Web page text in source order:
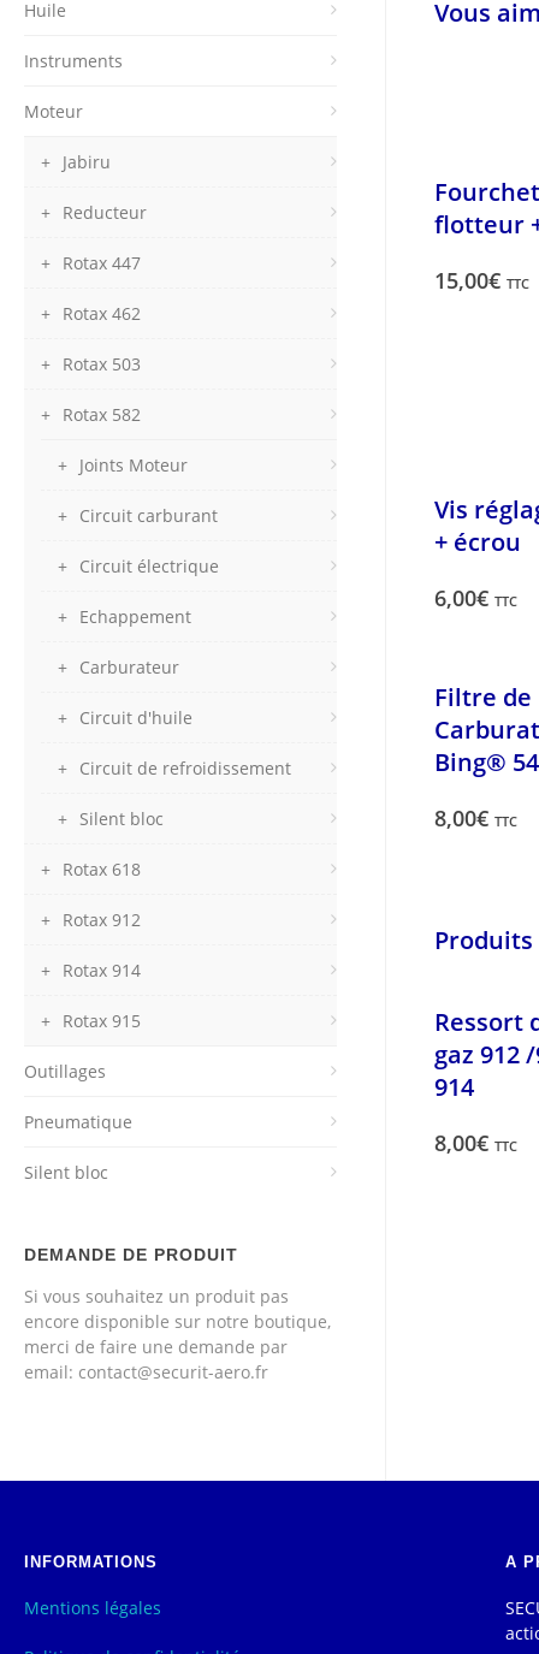
Vous
flotteur
15,00€ TTC
Vis
+ écrou
6,00€ TTC
Filtre de
Bing® 54
8,00€ TTC
Ressort
gaz 912
914
8,00€ TTC
Huile
Instruments
Moteur
Jabiru
Reducteur
Rotax 447
Rotax 462
Rotax 503
Rotax 582
Joints Moteur
Circuit carburant
Circuit électrique
Echappement
Carburateur
Circuit d'huile
Circuit de refroidissement
Silent bloc
Rotax 618
Rotax 912
Rotax 914
Rotax 915
Outillages
Pneumatique
Silent bloc
DEMANDE DE PRODUIT
Si vous souhaitez un produit pas
encore disponible sur notre boutique,
merci de faire une demande par
email: contact@securit-aero.fr
INFORMATIONS
Mentions légales
A